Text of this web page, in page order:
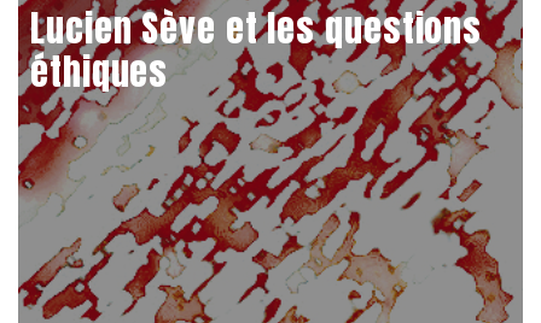
Lucien Sève et les questions
éthiques